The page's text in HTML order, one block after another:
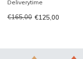
Deliverytime
€165,00 €125,00